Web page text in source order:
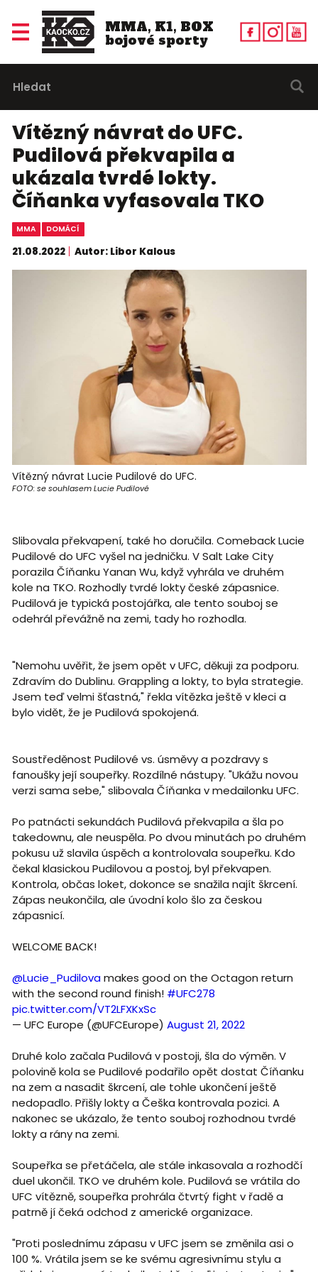
MMA, K1, BOX
bojové sporty
Vítězný návrat do UFC.
Pudilová překvapila a
ukázala tvrdé lokty.
Číňanka vyfasovala TKO
MMA DOMÁCÍ
21.08.2022 Autor: Libor Kalous
Vítězný návrat Lucie Pudilové do UFC.
FOTO: se souhlasem Lucie Pudilové
Slibovala překvapení, také ho doručila. Comeback Lucie
Pudilové do UFC vyšel na jedničku. V Salt Lake City
porazila Číňanku Yanan Wu, když vyhrála ve druhém
kole na TKO. Rozhodly tvrdé lokty české zápasnice.
Pudilová je typická postojářka, ale tento souboj se
odehrál převážně na zemi, tady ho rozhodla.
"Nemohu uvěřit, že jsem opět v UFC, děkuji za podporu.
Zdravím do Dublinu. Grappling a lokty, to byla strategie.
Jsem teď velmi šťastná," řekla vítězka ještě v kleci a
bylo vidět, že je Pudilová spokojená.
Soustředěnost Pudilové vs. úsměvy a pozdravy s
fanoušky její soupeřky. Rozdílné nástupy. "Ukážu novou
verzi sama sebe," slibovala Číňanka v medailonku UFC.
Po patnácti sekundách Pudilová překvapila a šla po
takedownu, ale neuspěla. Po dvou minutách po druhém
pokusu už slavila úspěch a kontrolovala soupeřku. Kdo
čekal klasickou Pudilovou a postoj, byl překvapen.
Kontrola, občas loket, dokonce se snažila najít škrcení.
Zápas neukončila, ale úvodní kolo šlo za českou
zápasnicí.
WELCOME BACK!
@Lucie_Pudilovamakes good on the Octagon return
with the second round finish! #UFC278
pic.twitter.com/VT2LFXKxSc
— UFC Europe (@UFCEurope) August 21, 2022
Druhé kolo začala Pudilová v postoji, šla do výměn. V
polovině kola se Pudilové podařilo opět dostat Číňanku
na zem a nasadit škrcení, ale tohle ukončení ještě
nedopadlo. Přišly lokty a Češka kontrovala pozici. A
nakonec se ukázalo, že tento souboj rozhodnou tvrdé
lokty a rány na zemi.
Soupeřka se přetáčela, ale stále inkasovala a rozhodčí
duel ukončil. TKO ve druhém kole. Pudilová se vrátila do
UFC vítězně, soupeřka prohrála čtvrtý fight v řadě a
patrně jí čeká odchod z americké organizace.
"Proti poslednímu zápasu v UFC jsem se změnila asi o
100 %. Vrátila jsem se ke svému agresivnímu stylu a